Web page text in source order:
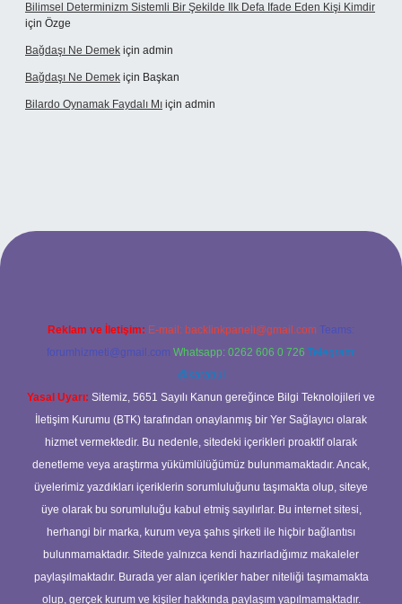
Bilimsel Determinizm Sistemli Bir Şekilde Ilk Defa Ifade Eden Kişi Kimdir
için Özge
Bağdaşı Ne Demek için admin
Bağdaşı Ne Demek için Başkan
Bilardo Oynamak Faydalı Mı için admin
bahis sitesi
Reklam ve İletişim: E-mail: backlinkpaneli@gmail.com Teams:
forumhizmeti@gmail.com Whatsapp: 0262 606 0 726 Telegram:
@karabul
Yasal Uyarı: Sitemiz, 5651 Sayılı Kanun gereğince Bilgi Teknolojileri ve
İletişim Kurumu (BTK) tarafından onaylanmış bir Yer Sağlayıcı olarak
hizmet vermektedir. Bu nedenle, sitedeki içerikleri proaktif olarak
denetleme veya araştırma yükümlülüğümüz bulunmamaktadır. Ancak,
üyelerimiz yazdıkları içeriklerin sorumluluğunu taşımakta olup, siteye
üye olarak bu sorumluluğu kabul etmiş sayılırlar. Bu internet sitesi,
herhangi bir marka, kurum veya şahıs şirketi ile hiçbir bağlantısı
bulunmamaktadır. Sitede yalnızca kendi hazırladığımız makaleler
paylaşılmaktadır. Burada yer alan içerikler haber niteliği taşımamakta
olup, gerçek kurum ve kişiler hakkında paylaşım yapılmamaktadır.